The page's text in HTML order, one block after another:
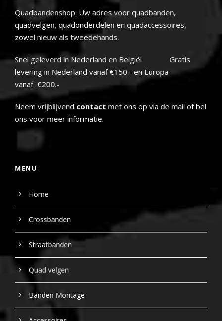
Quadbandenshop: Uw adres voor quadbanden,
quadvelgen, quadonderdelen en quadaccessoires,
zowel nieuw als tweedehands.
Snel geleverd in Nederland en België! Gratis
levering in Nederland vanaf €150.- en Europa
vanaf €200.-
Neem vrijblijvend contact met ons op via de mail of bel
ons voor meer informatie.
MENU
Home
Crossbanden
Straatbanden
Quad velgen
Banden Montage